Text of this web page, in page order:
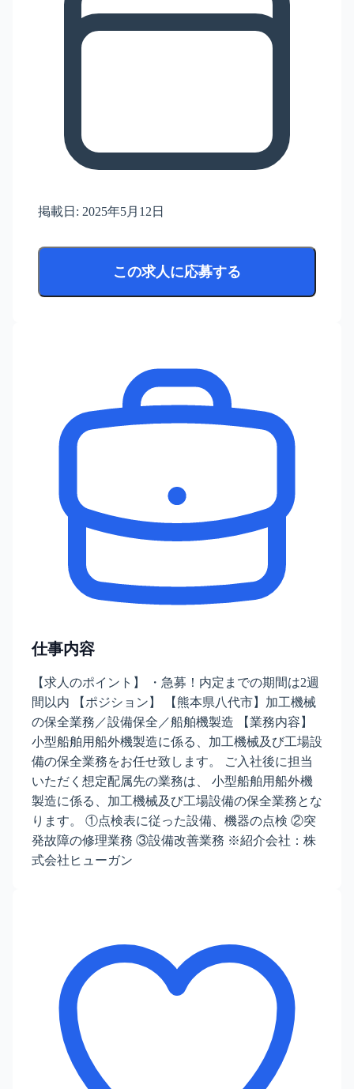
掲載日: 2025年5月12日
この求人に応募する
仕事内容
【求人のポイント】 ・急募！内定までの期間は2週
間以内 【ポジション】 【熊本県八代市】加工機械
の保全業務／設備保全／船舶機製造 【業務内容】
小型船舶用船外機製造に係る、加工機械及び工場設
備の保全業務をお任せ致します。 ご入社後に担当
いただく想定配属先の業務は、 小型船舶用船外機
製造に係る、加工機械及び工場設備の保全業務とな
ります。 ①点検表に従った設備、機器の点検 ②突
発故障の修理業務 ③設備改善業務 ※紹介会社：株
式会社ヒューガン